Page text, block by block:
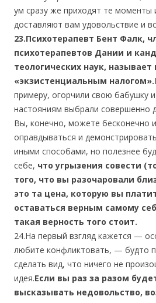
ум сразу же приходят те
доставляют вам удовольствие и
23.Психотерапевт Бент Фалк,
психотерапевтов Дании и
теологических наук, называет
«экзистенциальным налогом».
примеру, огорчили свою бабушку
настояниям выбрали совершенно
Вы, конечно, можете бесконечно
оправдываться и
иными способами, но полезнее
себе, что угрызения совести
того, что вы разочаровали
это та цена, которую вы
оставаться верным самому
такая верность того стоит.
24.На первый взгляд кажется —
любите конфликтовать, — будто
сделать вид, что ничего не
идея.Если вы раз за разом
высказывать недовольство,